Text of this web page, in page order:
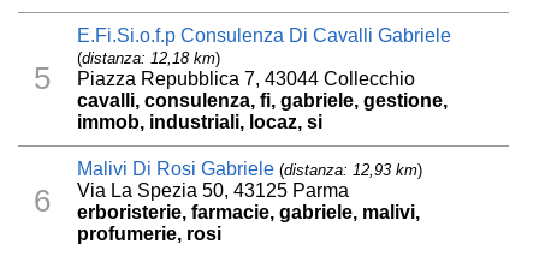
5
E.Fi.Si.o.f.p Consulenza Di Cavalli Gabriele
(distanza: 12,18 km)
Piazza Repubblica 7, 43044 Collecchio
cavalli, consulenza, fi, gabriele, gestione,
immob, industriali, locaz, si
6
Malivi Di Rosi Gabriele (distanza: 12,93 km)
Via La Spezia 50, 43125 Parma
erboristerie, farmacie, gabriele, malivi,
profumerie, rosi